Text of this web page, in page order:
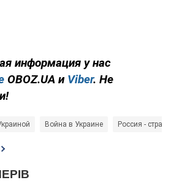
информация у нас
OBOZ.UA и Viber. Не
Война в Украине Россия -